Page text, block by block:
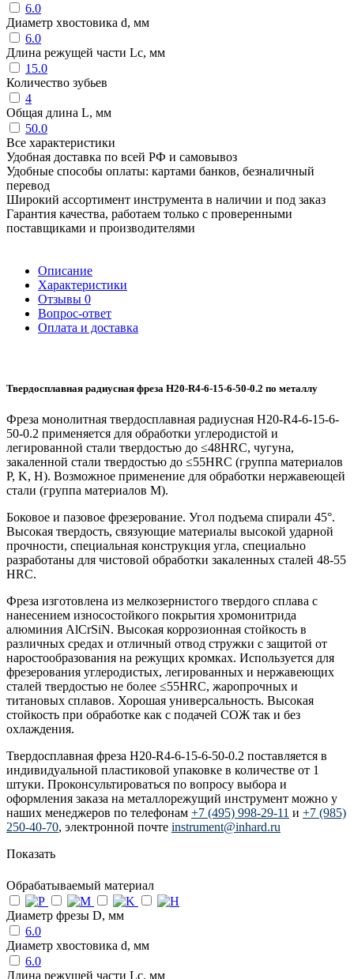
6.0
Диаметр хвостовика d, мм
6.0
Длина режущей части Lc, мм
15.0
Количество зубьев
4
Общая длина L, мм
50.0
Все характеристики
Удобная доставка по всей РФ и самовывоз
Удобные способы оплаты: картами банков, безналичный
перевод
Широкий ассортимент инструмента в наличии и под заказ
Гарантия качества, работаем только с проверенными
поставщиками и производителями
Описание
Характеристики
Отзывы 0
Вопрос-ответ
Оплата и доставка
Твердосплавная радиусная фреза H20-R4-6-15-6-50-0.2 по металлу
Фреза монолитная твердосплавная радиусная H20-R4-6-15-6-
50-0.2 применяется для обработки углеродистой и
легированной стали твердостью до ≤48HRC, чугуна,
закаленной стали твердостью до ≤55HRC (группа материалов
P, K, H). Возможное применение для обработки нержавеющей
стали (группа материалов M).
Боковое и пазовое фрезерование. Угол подъема спирали 45°.
Высокая твердость, связующие материалы высокой ударной
прочности, специальная конструкция угла, специально
разработаны для чистовой обработки закаленных сталей 48-55
HRC.
Фреза изготовлена из мелкозернистого твердого сплава с
нанесением износостойкого покрытия хромонитрида
алюминия AlCrSiN. Высокая коррозионная стойкость в
различных средах и отличный отвод стружки с защитой от
наростообразования на режущих кромках. Используется для
фрезерования углеродистых, легированных и нержавеющих
сталей твердостью не более ≤55HRC, жаропрочных и
титановых сплавов. Хорошая универсальность. Высокая
стойкость при обработке как с подачей СОЖ так и без
охлаждения.
Твердосплавная фреза H20-R4-6-15-6-50-0.2 поставляется в
индивидуальной пластиковой упаковке в количестве от 1
штуки. Проконсультироваться по вопросу выбора и
оформления заказа на металлорежущий инструмент можно у
наших менеджеров по телефонам +7 (495) 998-29-11 и +7 (985)
250-40-70, электронной почте instrument@inhard.ru
Показать
Обрабатываемый материал
Диаметр фрезы D, мм
6.0
Диаметр хвостовика d, мм
6.0
Длина режущей части Lc, мм